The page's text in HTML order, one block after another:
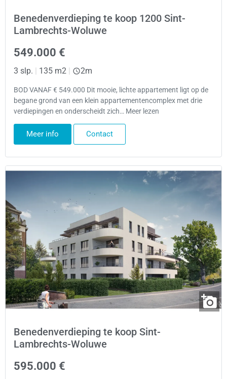
Benedenverdieping te koop 1200 Sint-
Lambrechts-Woluwe
549.000 €
3 slp. 135 m2 2m
BOD VANAF € 549.000 Dit mooie, lichte appartement ligt op de
begane grond van een klein appartementencomplex met drie
verdiepingen en onderscheidt zich… Meer lezen
Meer info Contact
Benedenverdieping te koop Sint-
Lambrechts-Woluwe
595.000 €